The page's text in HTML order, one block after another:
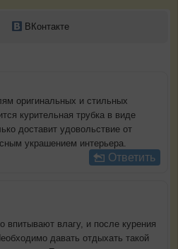
ВКонтакте
оригинальных и стильных
курительная трубка в виде
доставит удовольствие от
украшением интерьера.
Ответить
впитывают влагу, и после курения
давать отдыхать такой